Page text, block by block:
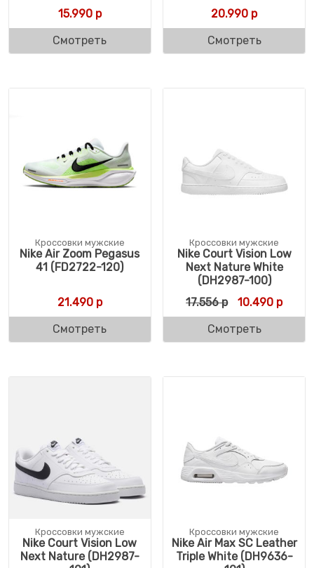
15.990р
Смотреть
20.990 р
Смотреть
Кроссовки мужские
Nike Air Zoom Pegasus
41 (FD2722-120)
21.490р
Смотреть
Кроссовки мужские
Nike Court Vision Low
Next Nature White
(DH2987-100)
17.556р 10.490 р
Смотреть
Кроссовки мужские
Nike Court Vision Low
Next Nature (DH2987-
Кроссовки мужские
Nike Air Max SC Leather
Triple White (DH9636-